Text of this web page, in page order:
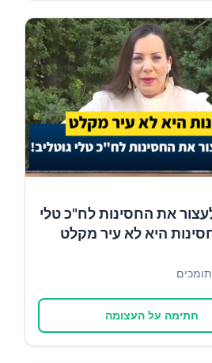
את החסינות לח"כ טלי
היא לא עיר מקלט
תומכים
חתימה על העצומה